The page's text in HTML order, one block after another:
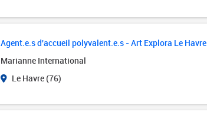
Agent.e.s d'accueil polyvalent.e.s - Art Explora Le Havre
Marianne International
Le Havre (76)